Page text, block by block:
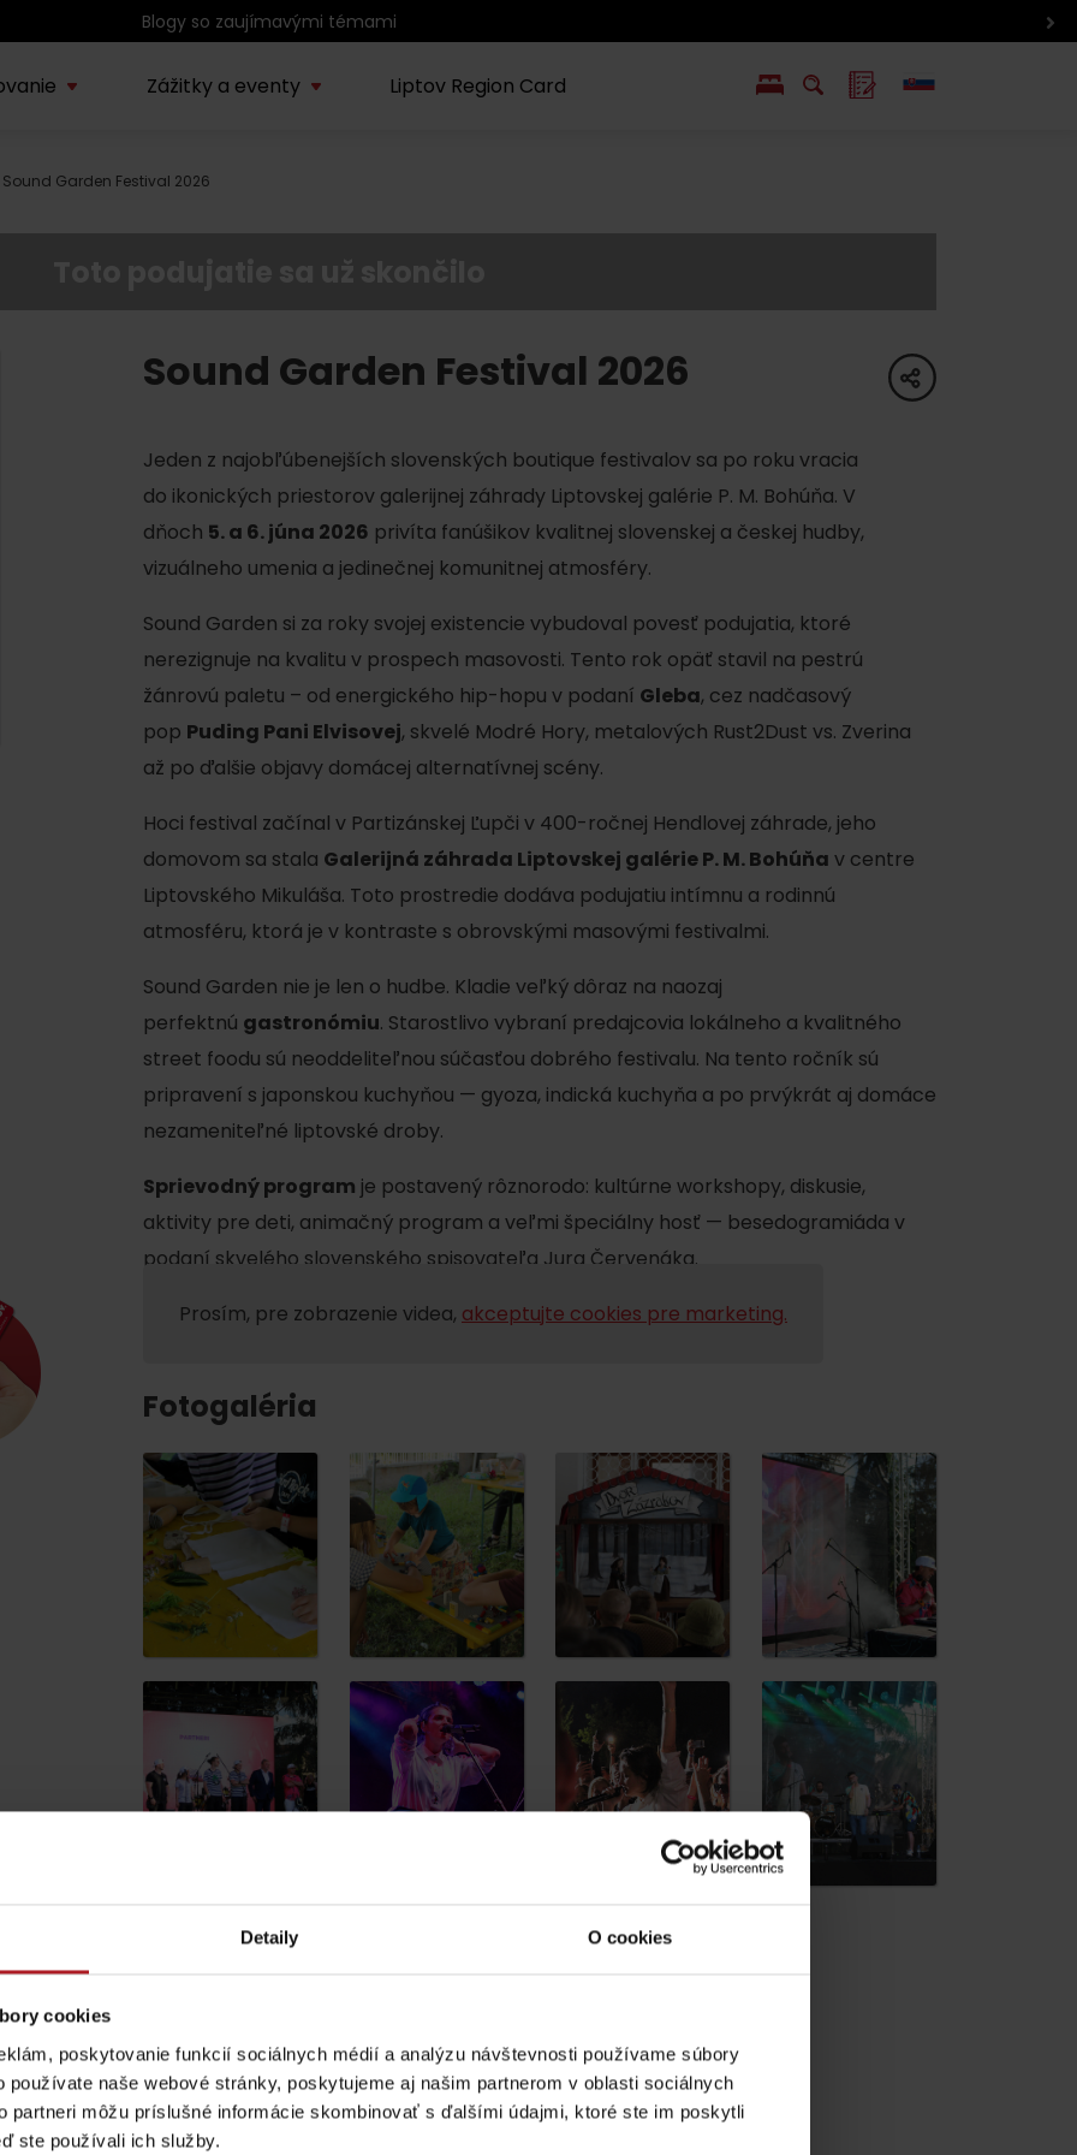
Detaily O cookies
cookies
poskytovanie funkcií sociálnych médií a analýzu návštevnosti používame súbory
používate naše webové stránky, poskytujeme aj našim partnerom v oblasti sociálnych
partneri môžu príslušné informácie skombinovať s ďalšími údajmi, ktoré ste im poskytli
ste používali ich služby.
Poctivé výrobky z Liptova
INFOCENTIER
Program pre zamestnancov
Konferenčné priestory
Teambuildingy
Voda, sneh a aktivity
Pravidlá pobytu na
horách
zadarmo s Generali
Zážitky a eventy
Tatralandii – letný
špeciál
Leto pod Chopkom
PODUJATIA
Skialpinizmus
Bežkovanie
Vyber si typ zážitku
Všetky
Vodné parky
Wellness a spa
Vodné aktivity
História a kultúra
Kde sa nachádza
poklad? Nájdi ho s
Liptov Region Card!
podľa ročného obdobia
Liptov Region Card
Sound Garden Festival 2026
share
Sound Garden Festival 2026
Jeden z najobľúbenejších slovenských boutique festivalov sa po roku vracia
do ikonických priestorov galerijnej záhrady Liptovskej galérie P. M. Bohúňa. V
dňoch 5. a 6. júna 2026 privíta fanúšikov kvalitnej slovenskej a českej hudby,
vizuálneho umenia a jedinečnej komunitnej atmosféry.
Sound Garden si za roky svojej existencie vybudoval povesť podujatia, ktoré
nerezignuje na kvalitu v prospech masovosti. Tento rok opäť stavil na pestrú
žánrovú paletu – od energického hip-hopu v podaní Gleba, cez nadčasový
pop Puding Pani Elvisovej, skvelé Modré Hory, metalových Rust2Dust vs. Zverina
až po ďalšie objavy domácej alternatívnej scény.
Hoci festival začínal v Partizánskej Ľupči v 400-ročnej Hendlovej záhrade, jeho
domovom sa stala Galerijná záhrada Liptovskej galérie P. M. Bohúňa v centre
Liptovského Mikuláša. Toto prostredie dodáva podujatiu intímnu a rodinnú
atmosféru, ktorá je v kontraste s obrovskými masovými festivalmi.
Sound Garden nie je len o hudbe. Kladie veľký dôraz na naozaj
perfektnú gastronómiu. Starostlivo vybraní predajcovia lokálneho a kvalitného
street foodu sú neoddeliteľnou súčasťou dobrého festivalu. Na tento ročník sú
pripravení s japonskou kuchyňou — gyoza, indická kuchyňa a po prvýkrát aj domáce
nezameniteľné liptovské droby.
Sprievodný program je postavený rôznorodo: kultúrne workshopy, diskusie,
aktivity pre deti, animačný program a veľmi špeciálny hosť — besedogramiáda v
podaní skvelého slovenského spisovateľa Jura Červenáka.
Prosím, pre zobrazenie videa, akceptujte cookies pre marketing.
Fotogaléria